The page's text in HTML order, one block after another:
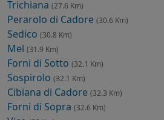
Trichiana (27.6 Km)
Perarolo di Cadore (30.6 Km)
Sedico (30.8 Km)
Mel (31.9 Km)
Forni di Sotto (32.1 Km)
Sospirolo (32.1 Km)
Cibiana di Cadore (32.3 Km)
Forni di Sopra (32.6 Km)